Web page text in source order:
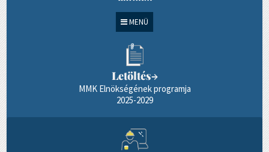
MENÜ
Letöltés→
MMK Elnökségének programja
2025-2029